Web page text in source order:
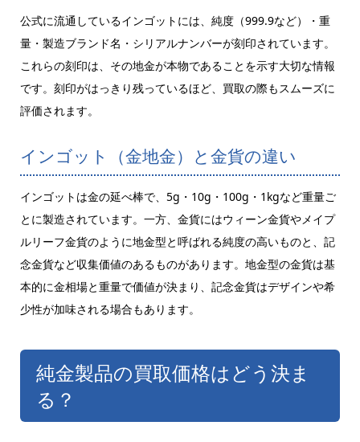
公式に流通しているインゴットには、純度（999.9など）・重
量・製造ブランド名・シリアルナンバーが刻印されています。
これらの刻印は、その地金が本物であることを示す大切な情報
です。刻印がはっきり残っているほど、買取の際もスムーズに
評価されます。
インゴット（金地金）と金貨の違い
インゴットは金の延べ棒で、5g・10g・100g・1kgなど重量ご
とに製造されています。一方、金貨にはウィーン金貨やメイプ
ルリーフ金貨のように地金型と呼ばれる純度の高いものと、記
念金貨など収集価値のあるものがあります。地金型の金貨は基
本的に金相場と重量で価値が決まり、記念金貨はデザインや希
少性が加味される場合もあります。
純金製品の買取価格はどう決ま
る？